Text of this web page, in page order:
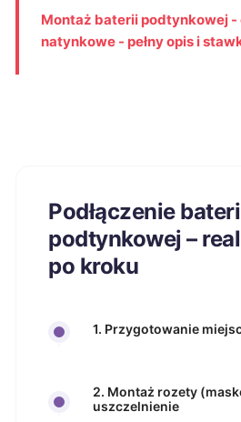
Montaż baterii podtynkowej -
natynkowe - pełny opis i
Podłączenie
podtynkowej –
po kroku
1. Przygotowanie
2. Montaż rozety
uszczelnienie